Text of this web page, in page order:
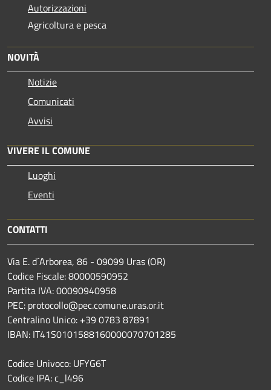
Autorizzazioni
Agricoltura e pesca
NOVITÀ
Notizie
Comunicati
Avvisi
VIVERE IL COMUNE
Luoghi
Eventi
CONTATTI
Via E. d´Arborea, 86 - 09099 Uras (OR)
Codice Fiscale: 80000590952
Partita IVA: 00090940958
PEC: protocollo@pec.comune.uras.or.it
Centralino Unico: +39 0783 87891
IBAN: IT41S0101588160000070701285
Codice Univoco: UFYG6T
Codice IPA: c_l496